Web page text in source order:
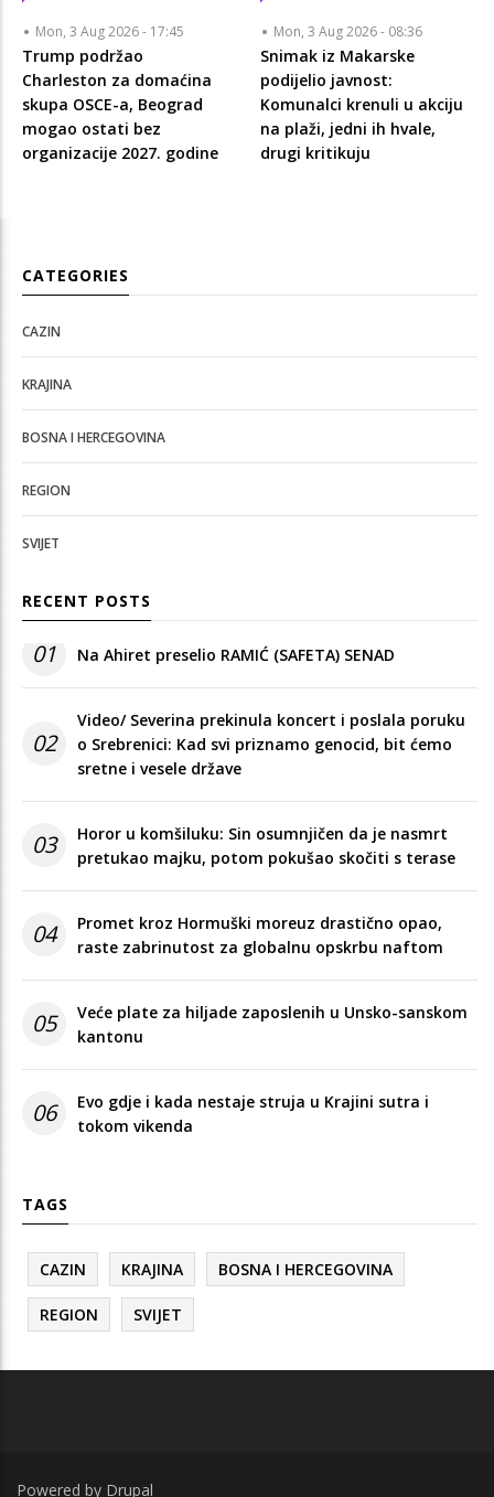
Mon, 3 Aug 2026 - 17:45
Trump podržao
Charleston za domaćina
skupa OSCE-a, Beograd
mogao ostati bez
organizacije 2027. godine
Mon, 3 Aug 2026 - 08:36
Snimak iz Makarske
podijelio javnost:
Komunalci krenuli u akciju
na plaži, jedni ih hvale,
drugi kritikuju
CATEGORIES
CAZIN
KRAJINA
BOSNA I HERCEGOVINA
REGION
SVIJET
RECENT POSTS
01 Na Ahiret preselio RAMIĆ (SAFETA) SENAD
02
Video/ Severina prekinula koncert i poslala poruku
o Srebrenici: Kad svi priznamo genocid, bit ćemo
sretne i vesele države
03
Horor u komšiluku: Sin osumnjičen da je nasmrt
pretukao majku, potom pokušao skočiti s terase
04
Promet kroz Hormuški moreuz drastično opao,
raste zabrinutost za globalnu opskrbu naftom
05
Veće plate za hiljade zaposlenih u Unsko-sanskom
kantonu
06
Evo gdje i kada nestaje struja u Krajini sutra i
tokom vikenda
TAGS
CAZIN KRAJINA BOSNA I HERCEGOVINA
REGION SVIJET
Powered by Drupal